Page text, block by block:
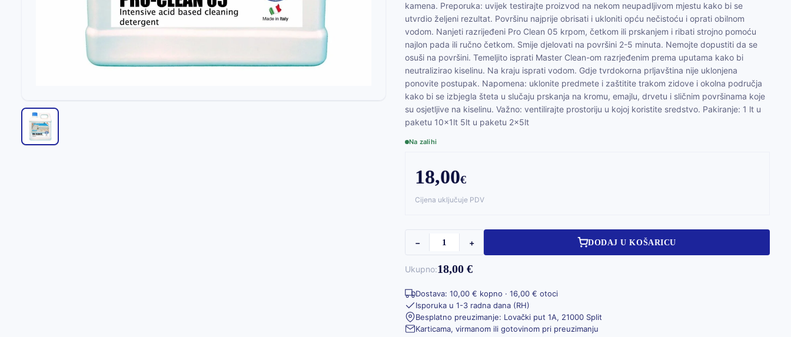
kamena. Preporuka: uvijek testirajte proizvod na nekom neupadljivom mjestu kako bi se
utvrdio željeni rezultat. Površinu najprije obrisati i ukloniti opću nečistoću i oprati obilnom
vodom. Nanjeti razrijeđeni Pro Clean 05 krpom, četkom ili prskanjem i ribati strojno pomoću
najlon pada ili ručno četkom. Smije djelovati na površini 2-5 minuta. Nemojte dopustiti da se
osuši na površini. Temeljito isprati Master Clean-om razrjeđenim prema uputama kako bi
neutralizirao kiselinu. Na kraju isprati vodom. Gdje tvrdokorna prljavština nije uklonjena
ponovite postupak. Napomena: uklonite predmete i zaštitite trakom zidove i okolna područja
kako bi se izbjegla šteta u slučaju prskanja na kromu, emajlu, drvetu i sličnim površinama koje
su osjetljive na kiselinu. Važno: ventilirajte prostoriju u kojoj koristite sredstvo. Pakiranje: 1 lt u
paketu 10x1lt 5lt u paketu 2x5lt
Na zalihi
18,00€
Cijena uključuje PDV
− + DODAJ U KOŠARICU
Ukupno:18,00 €
Dostava: 10,00 € kopno · 16,00 € otoci
Isporuka u 1-3 radna dana (RH)
Besplatno preuzimanje: Lovački put 1A, 21000 Split
Karticama, virmanom ili gotovinom pri preuzimanju